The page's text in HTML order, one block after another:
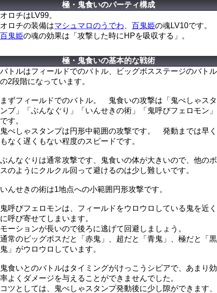
極・鬼食いのパーティ構成
オロチはLV99。
オロチの装備はマシュマロのうでわ 百鬼姫の魂LV10です。
百鬼姫の魂の効果は「攻撃した時にHPを吸収する」。
極・鬼食いの基本的な戦術
バトルはフィールドでのバトル、ビッグボスステージのバトル
の2段階になっています。
まずフィールドでのバトル。 鬼食いの攻撃は「鬼ぺしゃスタ
ンプ」「ぶんなぐり」「いんせきの術」「鬼呼びフェロモン」
です。
鬼ぺしゃスタンプは円形中範囲の攻撃です。 発動までは早く
もなく遅くもない程度のスピードです。
ぶんなぐりは通常攻撃です、鬼食いの体が大きいので、他のボ
スのようにクルクル回って避けるのは少し難しいです。
いんせきの術は1地点への小範囲円形攻撃です。
鬼呼びフェロモンは、フィールドをウロウロしている鬼を近く
に呼び寄せてしまいます。
モーションが長いので後ろに逃げて回避しましょう。
通常のビッグボスだと「赤鬼」、超だと「青鬼」、極だと「黒
鬼」がウロウロしています。
鬼食いとのバトルはタイミングがけっこうシビアで、あまり効
率よくダメージを与えることができませんでした。
コツとしては、鬼ぺしゃスタンプ発動後に少し隙ができます、